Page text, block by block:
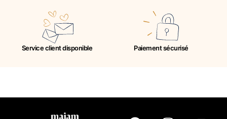
Service client disponible Paiement sécurisé